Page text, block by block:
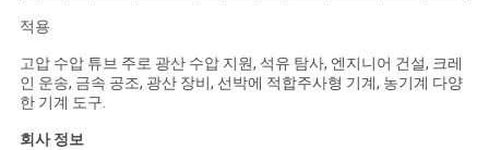
적용
고압 수압 튜브 주로 광산 수압 지원, 석유 탐사, 엔지니어 건설, 크레
인 운송, 금속 공조, 광산 장비, 선박에 적합주사형 기계, 농기계 다양
한 기계 도구.
회사 정보